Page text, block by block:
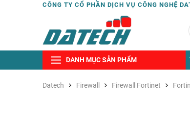
CÔNG TY CỔ PHẦN DỊCH VỤ CÔNG NGHỆ
DANH MỤC SẢN PHẨM
Datech Firewall Firewall Fortinet